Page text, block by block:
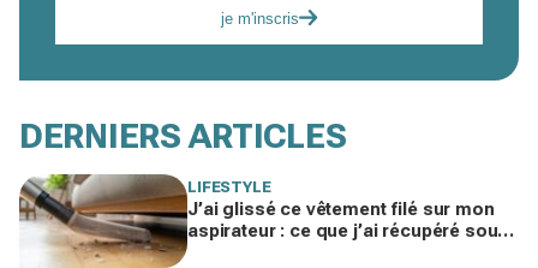
je m'inscris
DERNIERS ARTICLES
LIFESTYLE
J’ai glissé ce vêtement filé sur mon
aspirateur : ce que j’ai récupéré sous